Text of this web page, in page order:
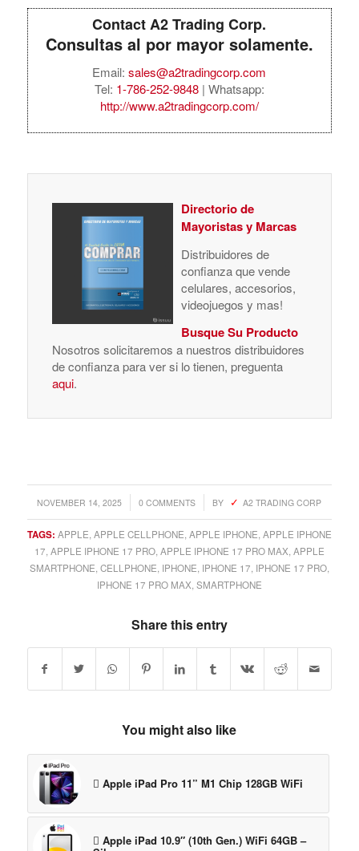
Contact A2 Trading Corp.
Consultas al por mayor solamente.
Email:sales@a2tradingcorp.com
Tel: 1-786-252-9848| Whatsapp:
http://www.a2tradingcorp.com/
Directorio de
Mayoristas y Marcas
Distribuidores de
confianza que vende
celulares, accesorios,
videojuegos y mas!
Busque Su Producto
Nosotros solicitaremos a nuestros distribuidores
de confianza para ver si lo tienen, preguenta
aqui.
NOVEMBER 14, 2025
/ 0 COMMENTS
/ BY A2 TRADING CORP
TAGS: APPLE APPLE CELLPHONE APPLE IPHONE APPLE IPHONE
17 APPLE IPHONE 17 PRO, APPLE IPHONE 17 PRO MAX APPLE
SMARTPHONE CELLPHONE IPHONE IPHONE 17 IPHONE 17 PRO,
IPHONE 17 PRO MAX SMARTPHONE
Share this entry
You might also like
 Apple iPad Pro 11” M1 Chip 128GB WiFi
 Apple iPad 10.9″ (10th Gen.) WiFi 64GB –